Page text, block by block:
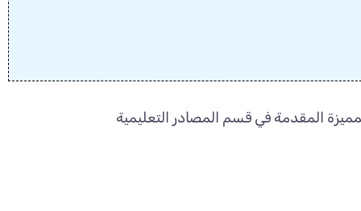
المقدمة في قسم المصادر التعليمية